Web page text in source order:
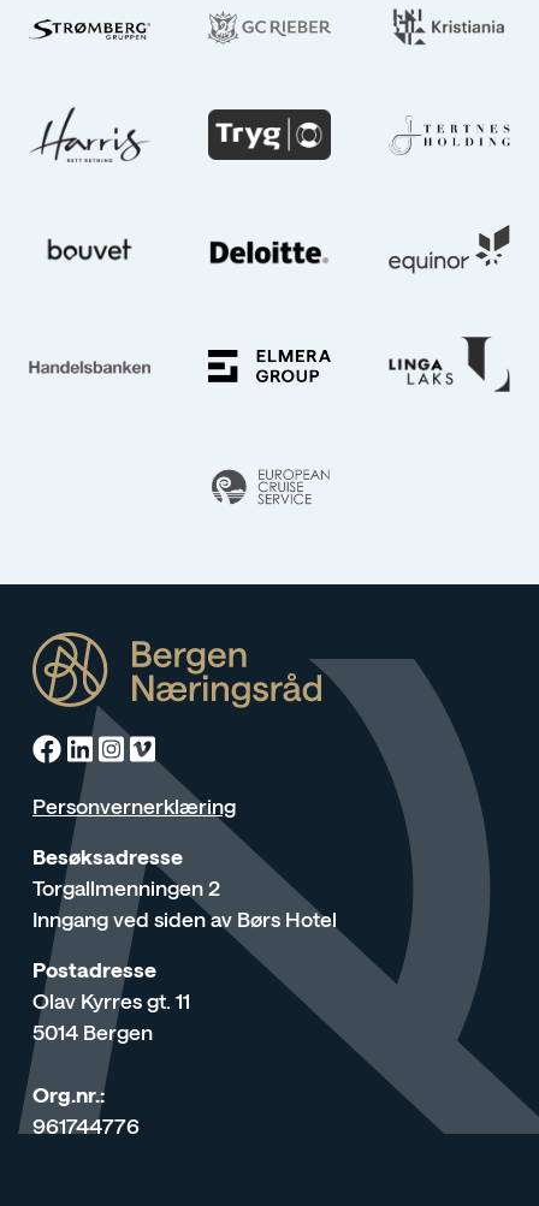
Facebook
Linkedin
Instagram
Vimeo
Personvernerklæring
Besøksadresse
Torgallmenningen 2
Inngang ved siden av Børs Hotel
Postadresse
Olav Kyrres gt. 11
5014 Bergen
Org.nr.:
961744776